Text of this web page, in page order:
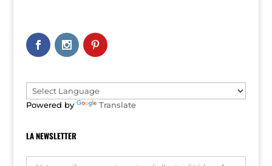
n
a
v
e
:Powered by Translate
LA NEWSLETTER